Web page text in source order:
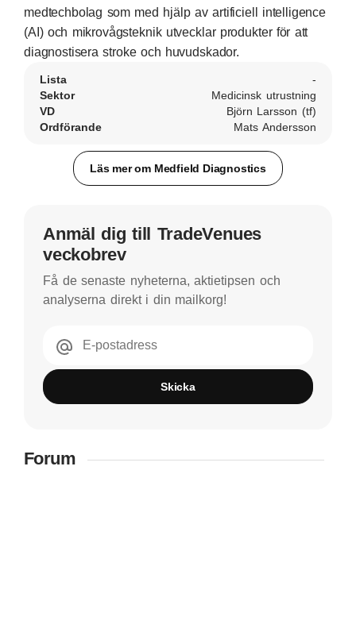
medtechbolag som med hjälp av artificiell intelligence
(AI) och mikrovågsteknik utvecklar produkter för att
diagnostisera stroke och huvudskador.
Lista
-
Sektor
Medicinsk utrustning
VD
Björn Larsson (tf)
Ordförande
Mats Andersson
Läs mer om Medfield Diagnostics
Anmäl dig till TradeVenues
veckobrev
Få de senaste nyheterna, aktietipsen och
analyserna direkt i din mailkorg!
E-postadress
Skicka
Forum